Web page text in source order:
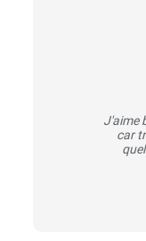
J'aime
car